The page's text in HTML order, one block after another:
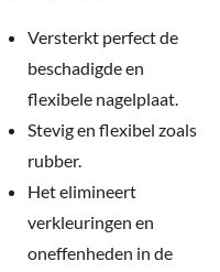
Versterkt perfect de
beschadigde en
flexibele nagelplaat.
Stevig en flexibel zoals
rubber.
Het elimineert
verkleuringen en
oneffenheden in de